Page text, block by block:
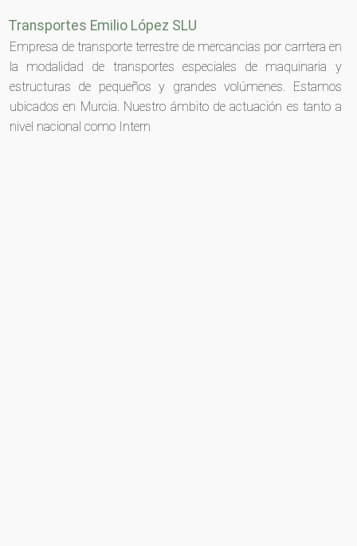
Transportes Emilio López SLU
Empresa de transporte terrestre de mercancias por carrtera en
la modalidad de transportes especiales de maquinaria y
estructuras de pequeños y grandes volúmenes. Estamos
ubicados en Murcia. Nuestro ámbito de actuación es tanto a
nivel nacional como Intern